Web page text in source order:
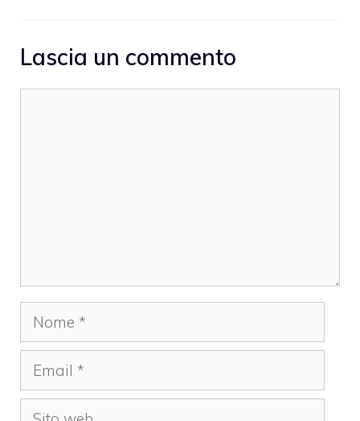
Lascia un commento
Nome
Email
Sito